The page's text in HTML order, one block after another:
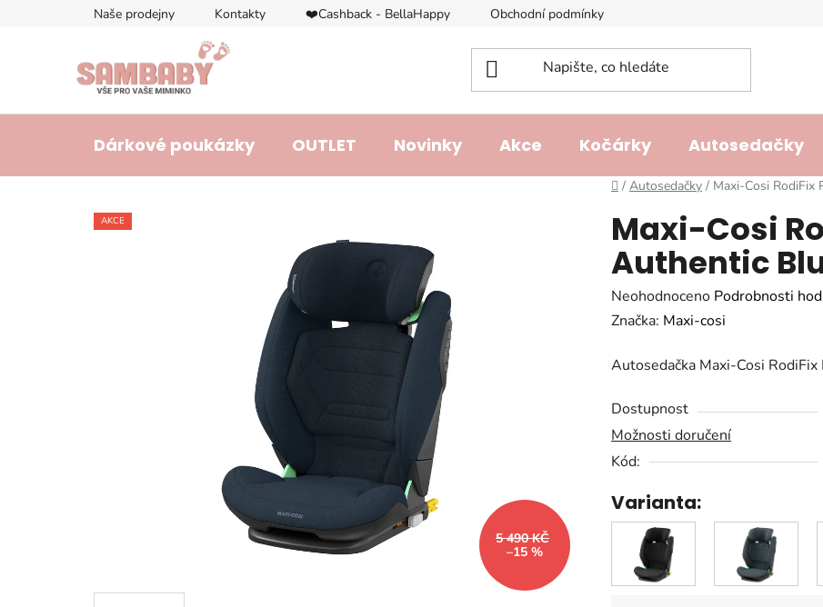
Naše prodejny Kontakty ❤️Cashback - BellaHappy Obchodní podmínky
Dárkové poukázky OUTLET Novinky Akce Kočárky Autosedačky
Domů
/ Autosedačky / Maxi-Cosi RodiFix
Maxi-Cosi
Authentic
Průměrné
hodnocení
je
z
5
hvězdiček.
Neohodnoceno Podrobnosti
Značka: Maxi-cosi
Autosedačka Maxi-Cosi
Dostupnost
Možnosti doručení
Kód:
Varianta:
AKCE
5 490 KČ
–15 %